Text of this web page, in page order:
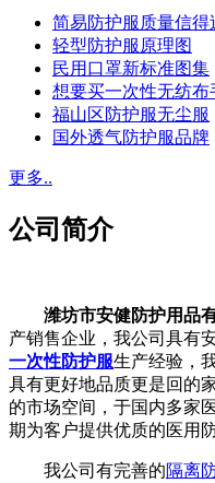
简易防护服质量信得
轻型防护服原理图
民用口罩新标准图集
想要买一次性无纺布
福山区防护服无尘服
国外透气防护服品牌
更多..
公司简介
潍坊市安健防护用品
产销售企业，我公司具有
一次性防护服生产经验，
具有更好地品质更是回的
的市场空间，于国内多家
期为客户提供优质的医用防
我公司有完善的隔离